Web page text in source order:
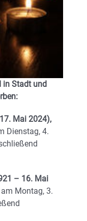
in Stadt und
Mai 2024),
Dienstag, 4.
– 16. Mai
Montag, 3.